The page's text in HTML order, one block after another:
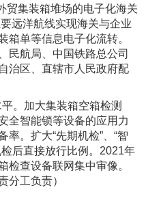
贸集装箱堆场的电子化海关
远洋航线实现海关与企业
箱单等信息电子化流转。
民航局、中国铁路总公司
治区、直辖市人民政府配
。加大集装箱空箱检测
全智能锁等设备的应用力
率。扩大“先期机检”、“智
后直接放行比例。2021年
检查设备联网集中审像。
分工负责）